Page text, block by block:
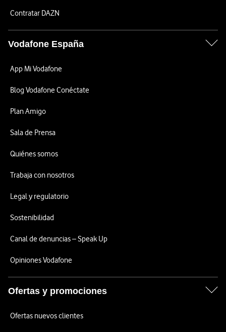
Contratar DAZN
Vodafone España
App Mi Vodafone
Blog Vodafone Conéctate
Plan Amigo
Sala de Prensa
Quiénes somos
Trabaja con nosotros
Legal y regulatorio
Sostenibilidad
Canal de denuncias – Speak Up
Opiniones Vodafone
Ofertas y promociones
Ofertas nuevos clientes